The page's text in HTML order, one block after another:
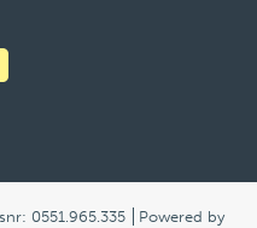
0551.965.335
Powered by